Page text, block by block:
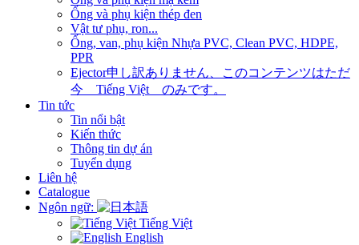
Ống và phụ kiện thép đen
Vật tư phụ, ron...
Ống, van, phụ kiện Nhựa PVC, Clean PVC, HDPE,
PPR
Ejector申し訳ありません、このコンテンツはただ
今 Tiếng Việt のみです。
Tin tức
Tin nổi bật
Kiến thức
Thông tin dự án
Tuyển dụng
Liên hệ
Catalogue
Ngôn ngữ:
Tiếng Việt
English